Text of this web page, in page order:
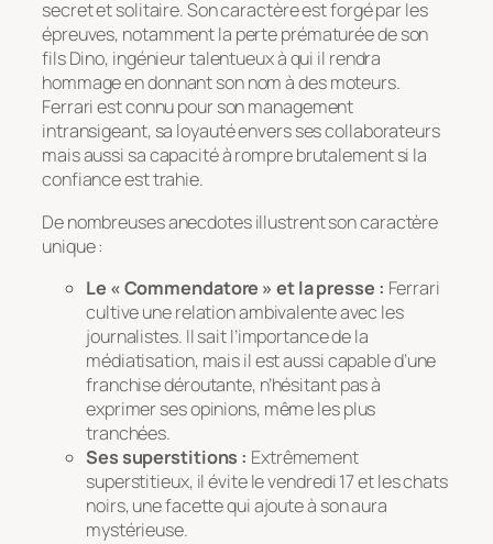
secret et solitaire. Son caractère est forgé par les
épreuves, notamment la perte prématurée de son
fils Dino, ingénieur talentueux à qui il rendra
hommage en donnant son nom à des moteurs.
Ferrari est connu pour son management
intransigeant, sa loyauté envers ses collaborateurs
mais aussi sa capacité à rompre brutalement si la
confiance est trahie.
De nombreuses anecdotes illustrent son caractère
unique :
Le « Commendatore » et la presse : Ferrari
cultive une relation ambivalente avec les
journalistes. Il sait l’importance de la
médiatisation, mais il est aussi capable d’une
franchise déroutante, n’hésitant pas à
exprimer ses opinions, même les plus
tranchées.
Ses superstitions : Extrêmement
superstitieux, il évite le vendredi 17 et les chats
noirs, une facette qui ajoute à son aura
mystérieuse.